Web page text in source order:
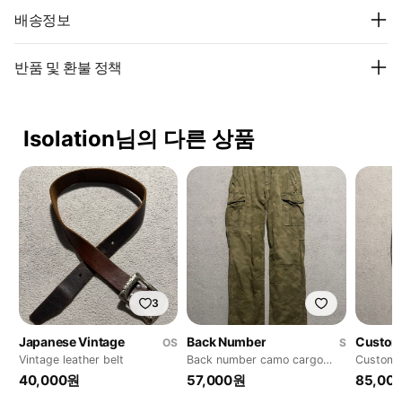
배송정보
반품 및 환불 정책
Isolation님의 다른 상품
3
Japanese Vintage
OS
Vintage leather belt
40,000원
Back Number
S
Back number camo cargo
pants
57,000원
Custom